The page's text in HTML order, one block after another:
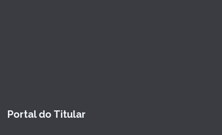
Portal do Titular